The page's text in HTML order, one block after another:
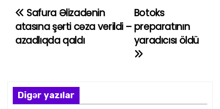
Y
a
n
Botoks
preparatının
yaradıcısı öldü
Safura Əlizadənin
atasına şərti cəza verildi –
azadlıqda qaldı
Digər yazılar